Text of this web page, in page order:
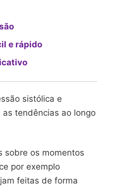
e rápido
sistólica e
tendências ao longo
sobre os momentos
por exemplo
feitas de forma